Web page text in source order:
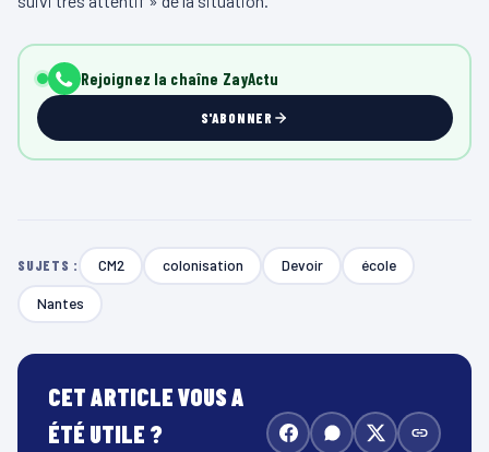
Rejoignez la chaîne ZayActu
S'ABONNER
SUJETS : CM2 colonisation Devoir école
Nantes
CET ARTICLE VOUS A
ÉTÉ UTILE ?